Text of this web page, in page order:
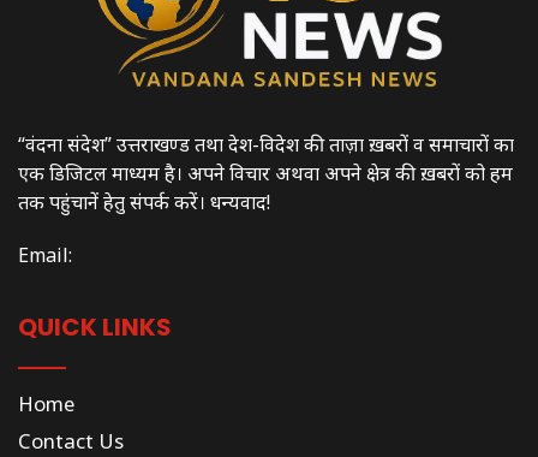
“वंदना संदेश” उत्तराखण्ड तथा देश-विदेश की ताज़ा ख़बरों व समाचारों का
एक डिजिटल माध्यम है। अपने विचार अथवा अपने क्षेत्र की ख़बरों को हम
तक पहुंचानें हेतु संपर्क करें। धन्यवाद!
Email:
QUICK LINKS
Home
Contact Us